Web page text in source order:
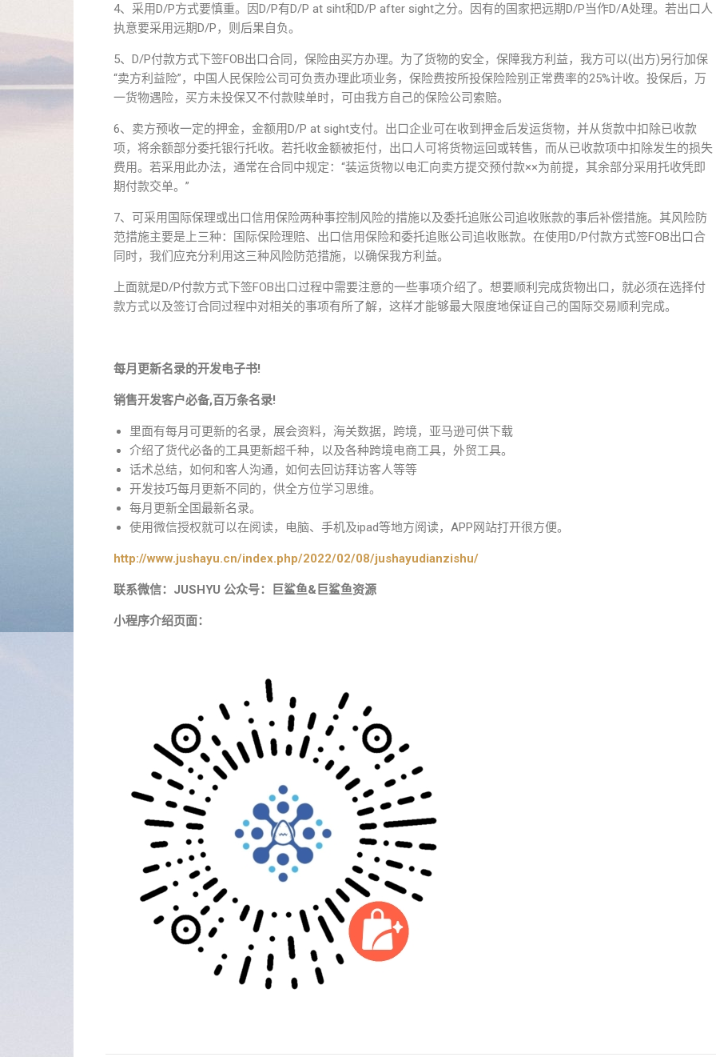
4、采用D/P方式要慎重。因D/P有D/P at siht和D/P after sight之分。因有的国家把远期D/P当作D/A处理。若出口人
执意要采用远期D/P，则后果自负。
5、D/P付款方式下签FOB出口合同，保险由买方办理。为了货物的安全，保障我方利益，我方可以(出方)另行加保
“卖方利益险”，中国人民保险公司可负责办理此项业务，保险费按所投保险险别正常费率的25%计收。投保后，万
一货物遇险，买方未投保又不付款赎单时，可由我方自己的保险公司索赔。
6、卖方预收一定的押金，金额用D/P at sight支付。出口企业可在收到押金后发运货物，并从货款中扣除已收款
项，将余额部分委托银行托收。若托收金额被拒付，出口人可将货物运回或转售，而从已收款项中扣除发生的损失
费用。若采用此办法，通常在合同中规定：“装运货物以电汇向卖方提交预付款××为前提，其余部分采用托收凭即
期付款交单。”
7、可采用国际保理或出口信用保险两种事控制风险的措施以及委托追账公司追收账款的事后补偿措施。其风险防
范措施主要是上三种：国际保险理赔、出口信用保险和委托追账公司追收账款。在使用D/P付款方式签FOB出口合
同时，我们应充分利用这三种风险防范措施，以确保我方利益。
上面就是D/P付款方式下签FOB出口过程中需要注意的一些事项介绍了。想要顺利完成货物出口，就必须在选择付
款方式以及签订合同过程中对相关的事项有所了解，这样才能够最大限度地保证自己的国际交易顺利完成。
每月更新名录的开发电子书!
销售开发客户必备,百万条名录!
里面有每月可更新的名录，展会资料，海关数据，跨境，亚马逊可供下载
介绍了货代必备的工具更新超千种，以及各种跨境电商工具，外贸工具。
话术总结，如何和客人沟通，如何去回访拜访客人等等
开发技巧每月更新不同的，供全方位学习思维。
每月更新全国最新名录。
使用微信授权就可以在阅读，电脑、手机及ipad等地方阅读，APP网站打开很方便。
http://www.jushayu.cn/index.php/2022/02/08/jushayudianzishu/
联系微信：JUSHYU 公众号：巨鲨鱼&巨鲨鱼资源
小程序介绍页面：